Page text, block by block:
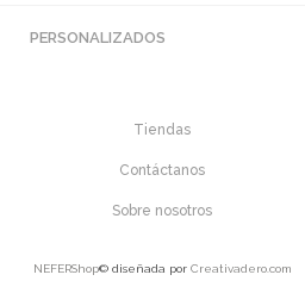
PERSONALIZADOS
Tiendas
Contáctanos
Sobre nosotros
NEFERShop© diseñada por Creativadero.com